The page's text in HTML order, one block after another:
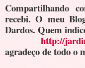
Compartilhando
recebi. O meu
Dardos. Quem
http://
agradeço de todo o